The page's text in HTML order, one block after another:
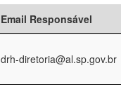
Email Responsável
drh-diretoria@al.sp.gov.br